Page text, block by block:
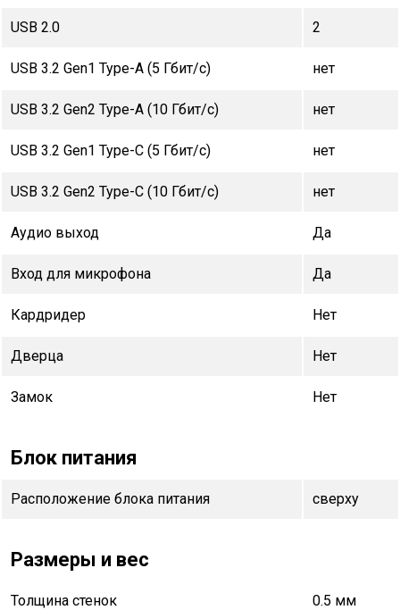
USB 2.0 2
USB 3.2 Gen1 Type-A (5 Гбит/с) нет
USB 3.2 Gen2 Type-A (10 Гбит/с) нет
USB 3.2 Gen1 Type-C (5 Гбит/с) нет
USB 3.2 Gen2 Type-C (10 Гбит/с) нет
Аудио выход Да
Вход для микрофона Да
Кардридер Нет
Дверца Нет
Замок Нет
Блок питания
Расположение блока питания сверху
Размеры и вес
Толщина стенок 0.5 мм